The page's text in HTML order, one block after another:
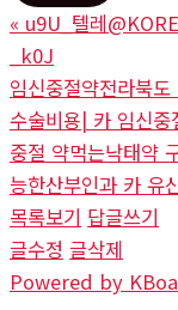
« u9U_텔레
_k0J
임신중절약전라북
수술비용| 카 임신중
중절 약먹는낙­태약
능한산부인과 카 유
목록보기 답글쓰기
글수정 글삭제
Powered by